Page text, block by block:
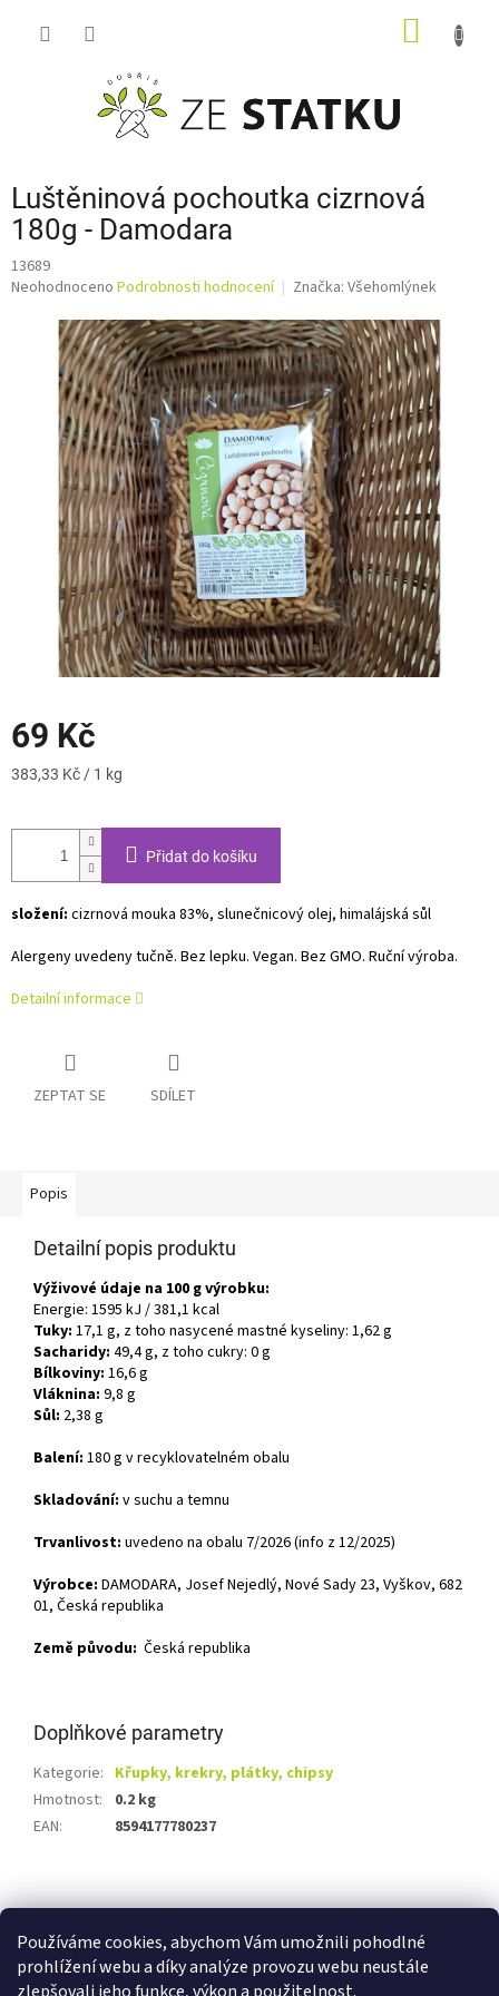
Používáme cookies, abychom Vám umožnili pohodlné
prohlížení webu a díky analýze provozu webu neustále
Luštěninová pochoutka cizrnová
180g - Damodara
13689
Průměrné
produktu
hvězdiček.
Neohodnoceno Podrobnosti hodnocení Značka: Všehomlýnek
69 Kč
Měrná
383,33 Kč / 1 kg
Přidat do košíku
složení: cizrnová mouka 83%, slunečnicový olej, himalájská sůl
Alergeny uvedeny tučně. Bez lepku. Vegan. Bez GMO. Ruční výroba.
Detailní informace
ZEPTAT SE SDÍLET
Popis
Detailní popis produktu
Výživové údaje na 100 g výrobku:
Energie: 1595 kJ / 381,1 kcal
Tuky: 17,1 g, z toho nasycené mastné kyseliny: 1,62 g
Sacharidy: 49,4 g, z toho cukry: 0 g
Bílkoviny: 16,6 g
Vláknina: 9,8 g
Sůl: 2,38 g
Balení: 180 g v recyklovatelném obalu
Skladování: v suchu a temnu
Trvanlivost: uvedeno na obalu 7/2026 (info z 12/2025)
Výrobce: DAMODARA, Josef Nejedlý, Nové Sady 23, Vyškov, 682
01, Česká republika
Země původu: Česká republika
Doplňkové parametry
Kategorie: Křupky, krekry, plátky, chipsy
Hmotnost:
0.2 kg
EAN: 8594177780237
á